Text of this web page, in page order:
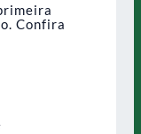
Confira